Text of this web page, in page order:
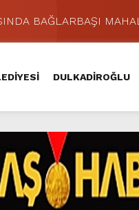
BAĞLARBAŞI
Başladı.
Yatırımını Tamamladı.
Kesti.
Serimini Sürdürüyor.
Asfalta Hazırlıyor.
Yol Yatırımı.
Bir Aradaydı.
DULKADİROĞLU